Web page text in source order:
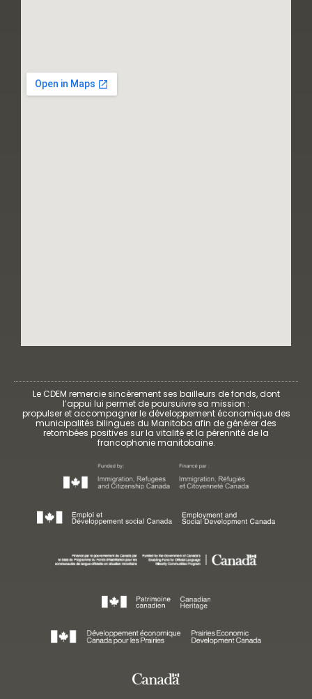
Le CDEM remercie sincèrement ses bailleurs de fonds, dont
l’appui lui permet de poursuivre sa mission :
propulser et accompagner le développement économique des
municipalités bilingues du Manitoba afin de générer des
retombées positives sur la vitalité et la pérennité de la
francophonie manitobaine.